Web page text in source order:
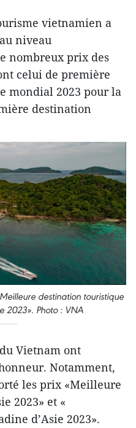
vietnamien a
niveau
nombreux prix des
celui de première
mondial 2023 pour la
destination
destination touristique
2023». Photo : VNA
Vietnam ont
Notamment,
les prix «Meilleure
2023» et «
d’Asie 2023».